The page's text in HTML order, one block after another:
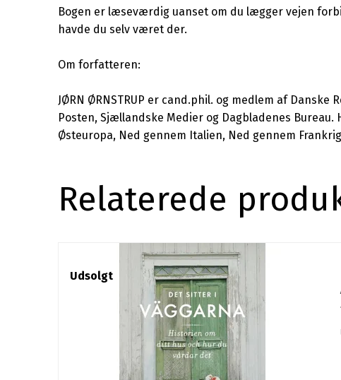
Bogen er læseværdig uanset om du lægger vejen
havde du selv været der.
Om forfatteren:
JØRN ØRNSTRUP er cand.phil. og medlem af
Posten, Sjællandske Medier og Dagbladenes
Østeuropa, Ned gennem Italien, Ned gennem
Relaterede
Udsolgt